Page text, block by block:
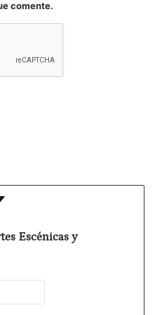
la creación en artes
día que hubo una
estaba sufriendo
al CDN, la celebración
del Libro Teatral que
hace una semana o
diciendo que se
pero leyendo mejor el
es una decisión del
comente.
Escénicas y